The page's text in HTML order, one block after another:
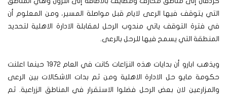
التي يتوقف فيها الرعى لايام قبل مواصلة المسير، ومن المعلوم أن
في فترة التوقف ياتي مندوب الرحل لمقابلة الادارة الاهلية لتحديد
المنطقة التي يسمح فيها للرحل بالرعى.
ويذهب ابارو أن بدايات هذه النزاعات كانت في العام 1972 حينما اعلنت
حكومة مايو حل الادارة الاهلية ومن ثم بدات الاشكالات بين الرعى
والمزارعين لان بعض الرحل فضلوا الاستقرار في المناطق الزراعية. ثم